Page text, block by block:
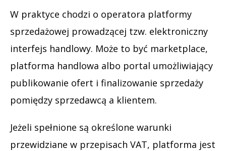
W praktyce chodzi o operatora platformy
sprzedażowej prowadzącej tzw. elektroniczny
interfejs handlowy. Może to być marketplace,
platforma handlowa albo portal umożliwiający
publikowanie ofert i finalizowanie sprzedaży
pomiędzy sprzedawcą a klientem.
Jeżeli spełnione są określone warunki
przewidziane w przepisach VAT, platforma jest